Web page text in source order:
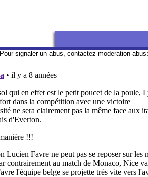
Pour signaler un abus, contactez moderation-